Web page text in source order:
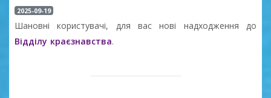
2025-09-19
Шановні користувачі, для вас нові надходження до
Відділу краєзнавства.